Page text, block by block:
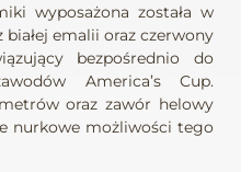
wyposażona została w
emalii oraz czerwony
bezpośrednio do
America’s Cup.
oraz zawór helowy
nurkowe możliwości tego